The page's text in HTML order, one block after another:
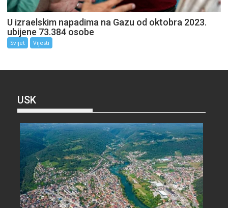
U izraelskim napadima na Gazu od oktobra 2023.
ubijene 73.384 osobe
Svijet Vijesti
USK